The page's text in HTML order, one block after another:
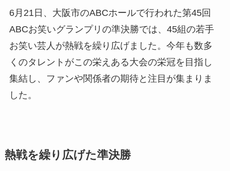
6月21日、大阪市のABCホールで行われた第45回
ABCお笑いグランプリの準決勝では、45組の若手
お笑い芸人が熱戦を繰り広げました。今年も数多
くのタレントがこの栄えある大会の栄冠を目指し
集結し、ファンや関係者の期待と注目が集まりま
した。
熱戦を繰り広げた準決勝